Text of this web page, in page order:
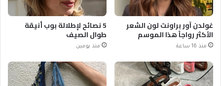
غولدن آور براونت لون الشعر
الأكثر رواجاً هذا الموسم
منذ 16 ساعة
5 نصائح لإطلالة بوب أنيقة
طوال الصيف
منذ يومين